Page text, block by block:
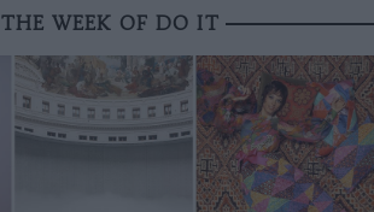
THE WEEK OF DO IT